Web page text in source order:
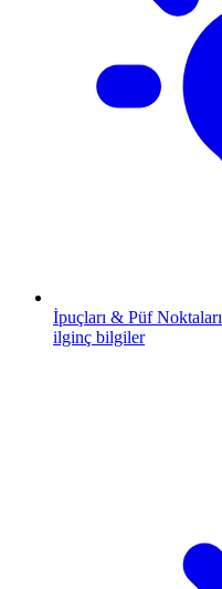
İpuçları & Püf Noktaları
ilginç bilgiler